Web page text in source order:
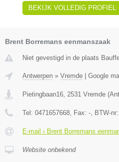
BEKIJK VOLLEDIG PROFIEL
Brent Borremans eenmanszaak
Niet gevestigd in de plaats
Antwerpen » Vremde Google
Pietingbaan16, 2531 Vremde (
Tel: 0471657668, Fax: -, BTW-nr:
E-mail › Brent Borremans
Website onbekend